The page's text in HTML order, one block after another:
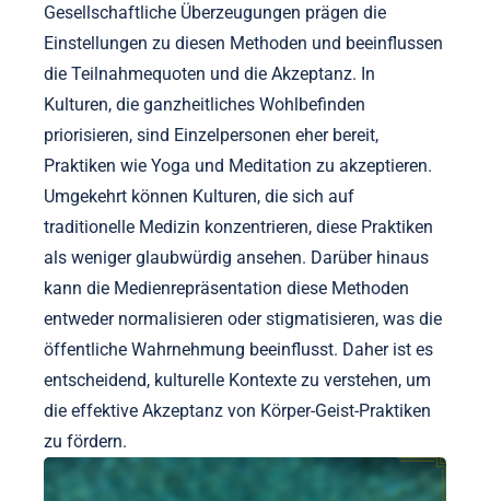
Gesellschaftliche Überzeugungen prägen die
Einstellungen zu diesen Methoden und beeinflussen
die Teilnahmequoten und die Akzeptanz. In
Kulturen, die ganzheitliches Wohlbefinden
priorisieren, sind Einzelpersonen eher bereit,
Praktiken wie Yoga und Meditation zu akzeptieren.
Umgekehrt können Kulturen, die sich auf
traditionelle Medizin konzentrieren, diese Praktiken
als weniger glaubwürdig ansehen. Darüber hinaus
kann die Medienrepräsentation diese Methoden
entweder normalisieren oder stigmatisieren, was die
öffentliche Wahrnehmung beeinflusst. Daher ist es
entscheidend, kulturelle Kontexte zu verstehen, um
die effektive Akzeptanz von Körper-Geist-Praktiken
zu fördern.